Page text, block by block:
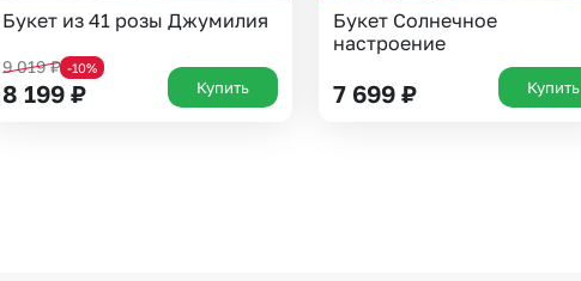
Букет из 41 розы Джумилия
9 019₽ -10%
8 199₽ Купить
Букет Солнечное
настроение
7 699 ₽ Купить